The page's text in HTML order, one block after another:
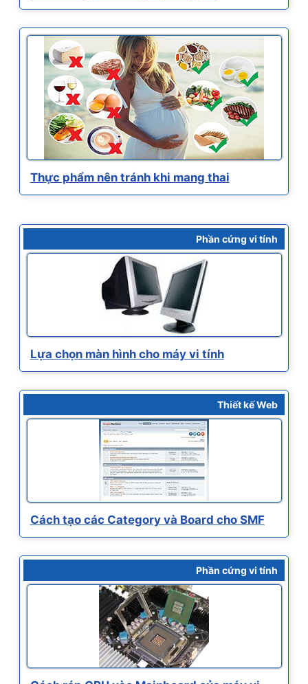
Thực phẩm nên tránh khi mang thai
Phần cứng vi tính
Lựa chọn màn hình cho máy vi tính
Thiết kế Web
Cách tạo các Category và Board cho SMF
Phần cứng vi tính